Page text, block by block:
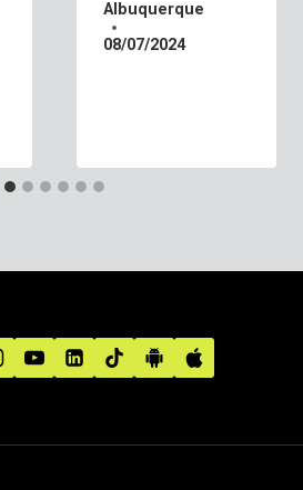
Albuquerque
08/07/2024